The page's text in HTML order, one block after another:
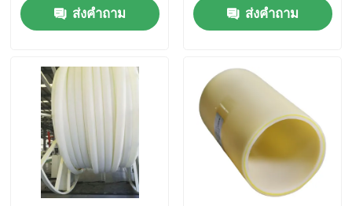
บ้าน
ผลิตภัณฑ์
แสดง VR
Industrial Applications
ส่งคำถาม
Reinforced Plastic
Pipe
ส่งคำถาม